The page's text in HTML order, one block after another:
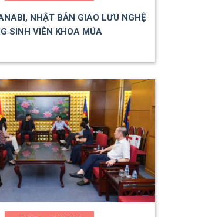
NHẬT BẢN GIAO LƯU NGHỆ
SINH VIÊN KHOA MÚA